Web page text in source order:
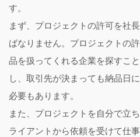
す。
まず、プロジェクトの許可を社
ばなりません。プロジェクトの
品を扱ってくれる企業を探すこ
し、取引先が決まっても納品日
必要もあります。
また、プロジェクトを自分で立
ライアントから依頼を受けて仕